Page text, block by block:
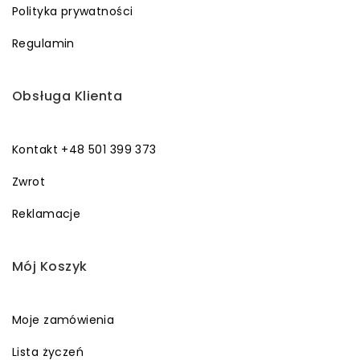
Polityka prywatności
Regulamin
Obsługa Klienta
Kontakt +48 501 399 373
Zwrot
Reklamacje
Mój Koszyk
Moje zamówienia
Lista życzeń